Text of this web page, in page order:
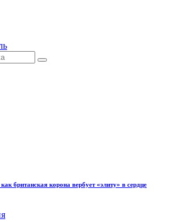
британская корона вербует «элиту» в сердце